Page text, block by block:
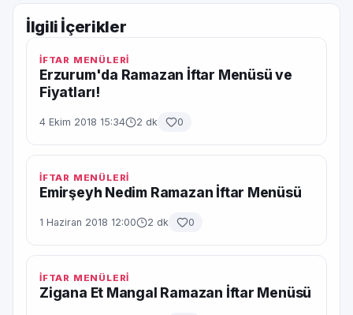
İlgili İçerikler
İFTAR MENÜLERİ
Erzurum'da Ramazan İftar Menüsü ve
Fiyatları!
4 Ekim 2018 15:34 2 dk 0
İFTAR MENÜLERİ
Emirşeyh Nedim Ramazan İftar Menüsü
1 Haziran 2018 12:00 2 dk 0
İFTAR MENÜLERİ
Zigana Et Mangal Ramazan İftar Menüsü